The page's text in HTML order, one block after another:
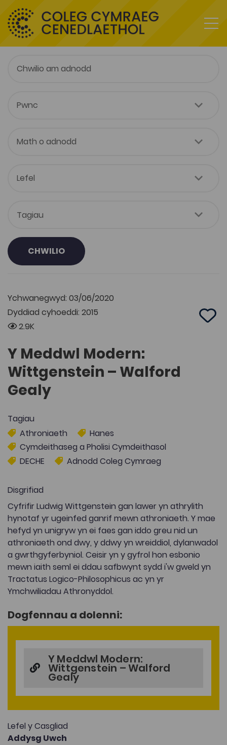
CHWILIO
Ychwanegwyd: 03/06/2020
Dyddiad cyhoeddi: 2015
2.9K
Add
Y Meddwl Modern:
Wittgenstein – Walford
Gealy
Tagiau
Athroniaeth
Hanes
Cymdeithaseg a Pholisi Cymdeithasol
DECHE
Adnodd Coleg Cymraeg
Disgrifiad
Cyfrifir Ludwig Wittgenstein gan lawer yn athrylith
hynotaf yr ugeinfed ganrif mewn athroniaeth. Y mae
hefyd yn unigryw yn ei faes gan iddo greu nid un
athroniaeth ond dwy, y ddwy yn wreiddiol, dylanwadol
a gwrthgyferbyniol. Ceisir yn y gyfrol hon esbonio
mewn iaith seml ei ddau safbwynt sydd i'w gweld yn
Tractatus Logico-Philosophicus ac yn yr
Ymchwiliadau Athronyddol.
Dogfennau a dolenni:
Y Meddwl Modern:
Wittgenstein – Walford
Gealy
Lefel y Casgliad
Addysg Uwch